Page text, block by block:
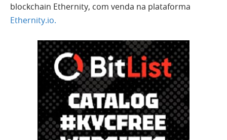
blockchain Ethernity, com venda na plataforma
Ethernity.io.